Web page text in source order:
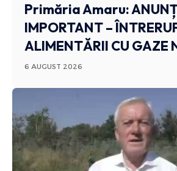
Primăria Amaru:
IMPORTANT –
ALIMENTĂRII CU GAZE
6 AUGUST 2026